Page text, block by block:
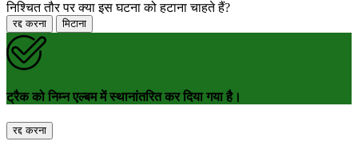
निश्चित तौर पर क्या इस घटना को हटाना चाहते हैं?
रद्द करना मिटाना
ट्रैक को निम्न एल्बम में स्थानांतरित कर दिया गया है।
रद्द करना